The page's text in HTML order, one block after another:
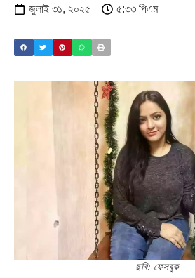
জুলাই ৩১, ২০২৫ ৫:৩৩ পিএম
ছবি: ফেসবুক